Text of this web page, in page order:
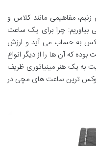
مفاهیمی مانند کلاس و
بیاوریم: چرا برای یک ساعت
به حساب می آید و ارزش
که آن ها را از دیگر انواع
به یک هنر مینیاتوری ظریف
لوکس ترین ساعت های مچی در